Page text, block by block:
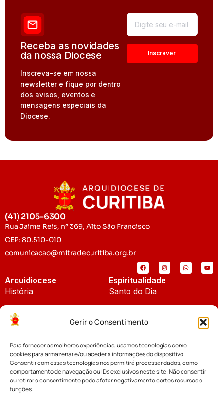
Gerir o Consentimento
Para fornecer as melhores experiências, usamos tecnologias como
cookies para armazenar e/ou aceder a informações do dispositivo.
Consentir com essas tecnologias nos permitirá processar dados, como
comportamento de navegação ou IDs exclusivos neste site. Não consentir
ou retirar o consentimento pode afetar negativamante certos recursos e
funções.
Receba as novidades
da nossa Diocese
Inscreva-se em nossa
newsletter e fique por dentro
dos avisos, eventos e
mensagens especiais da
Diocese.
(41) 2105-6300
Rua Jaime Reis, nº 369, Alto São Francisco
CEP: 80.510-010
comunicacao@mitradecuritiba.org.br
Arquidiocese
História
Padroeira
Espiritualidade
Santo do Dia
Notícias
Notícias da Arquidiocese
Notícias Cáritas
Cúria Diocesana
Fundo Diocesano